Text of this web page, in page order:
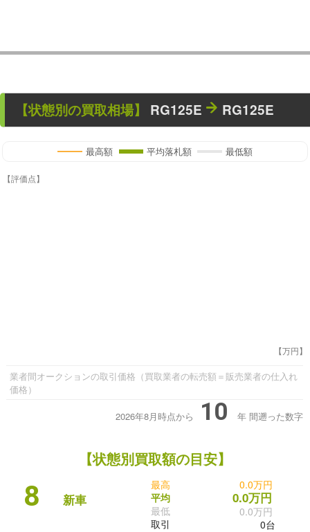
【状態別の買取相場】 RG125E RG125E
最高額 平均落札額 最低額
【評価点】
【万円】
業者間オークションの取引価格（買取業者の転売額＝販売業者の仕入れ
価格）
2026年8月時点から 10 年 間遡った数字
【状態別買取額の目安】
8 新車
最高
平均
最低
取引
0.0万円
0.0万円
0.0万円
0台